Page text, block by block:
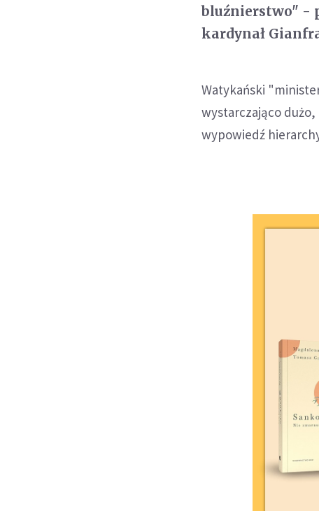
bluźnierstwo" -
kardynał
Watykański
wystarczająco
wypowiedź